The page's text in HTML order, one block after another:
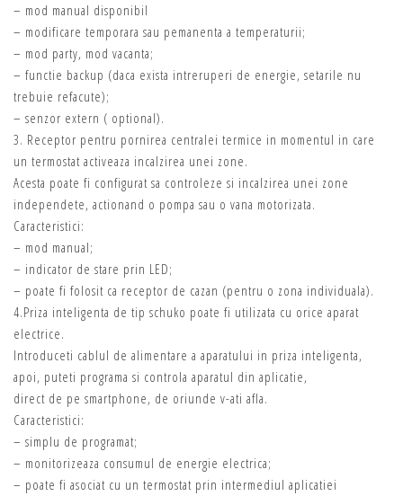
– mod manual disponibil
– modificare temporara sau pemanenta a temperaturii;
– mod party, mod vacanta;
– functie backup (daca exista intreruperi de energie, setarile nu
trebuie refacute);
– senzor extern ( optional).
3. Receptor pentru pornirea centralei termice in momentul in care
un termostat activeaza incalzirea unei zone.
Acesta poate fi configurat sa controleze si incalzirea unei zone
independete, actionand o pompa sau o vana motorizata.
Caracteristici:
– mod manual;
– indicator de stare prin LED;
– poate fi folosit ca receptor de cazan (pentru o zona individuala).
4.Priza inteligenta de tip schuko poate fi utilizata cu orice aparat
electrice.
Introduceti cablul de alimentare a aparatului in priza inteligenta,
apoi, puteti programa si controla aparatul din aplicatie,
direct de pe smartphone, de oriunde v-ati afla.
Caracteristici:
– simplu de programat;
– monitorizeaza consumul de energie electrica;
– poate fi asociat cu un termostat prin intermediul aplicatiei